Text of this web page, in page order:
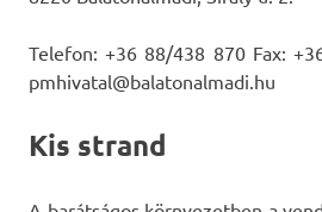
Telefon: +36 88/438 870 Fax:
pmhivatal@balatonalmadi.hu
Kis strand